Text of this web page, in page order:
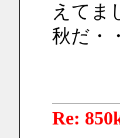
えてま
秋だ・
Re: